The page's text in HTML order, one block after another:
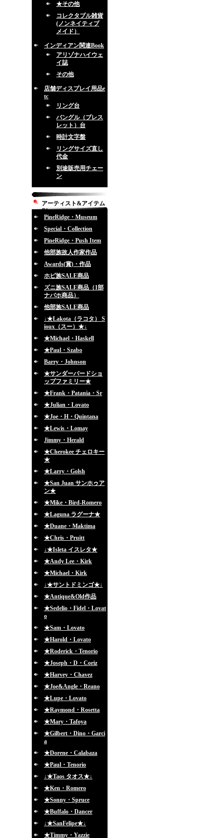
★その他
コレクタブル雑貨
(ノンネイティブ
メイド）
インディアン関連Book
アリゾナハイウェ
イ誌
その他
店舗ディスプレイ用品e
tc
リング台
バングル（ブレス
レット）台
時計文字盤
リングサイズ直し
代金
別途販売用チェー
ン
アーティスト&アイテム
別
PineRidge・Museum
Special・Collection
PineRidge・Push Item
他部族故人作家作品
Awards(賞)・作品
ホピ族SALE商品
ズニ族SALE商品（1部
ナバホ商品）
他部族SALE商品
↓★Lakota（ラコタ） S
ioux（スー）★↓
★Michael・Haskell
★Paul・Szabo
Barry・Johnson
★サンダーバードショ
ップファミリー★
★Frank・Patania・Sr
★Julian・Lovato
★Joe・H・Quintana
★Lewis・Lomay
Jimmy・Herald
★Cherokee チェロキー
★
★Larry・Golsh
★San Juan サンホゥア
ン★
★Mike・Bird-Romero
★Laguna ラグーナ★
★Duane・Maktima
★Chris・Pruitt
↓★Isleta イスレタ★
★Andy Lee・Kirk
★Michael・Kirk
↓★サントドミンゴ★↓
★Antique&Old作品
★Sedelio・Fidel・Lovat
o
★Sam・Lovato
★Harold・Lovato
★Roderick・Tenorio
★Joseph・D・Coriz
★Harvey・Chavez
★Joe&Angle・Reano
★Lupe・Lovato
★Raymond・Rosetta
★Mary・Tafoya
★Gilbert・Dino・Garci
a
★Dorene・Calabaza
★Paul・Tenorio
↓★Taos タオス★↓
★Ken・Romero
★Sonny・Spruce
★Buffalo・Dancer
↓★SanFelipe★↓
★Timmy・Yazzie